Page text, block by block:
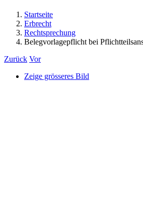
Startseite
Erbrecht
Rechtsprechung
Belegvorlagepflicht bei
Zurück Vor
Zeige grösseres Bild